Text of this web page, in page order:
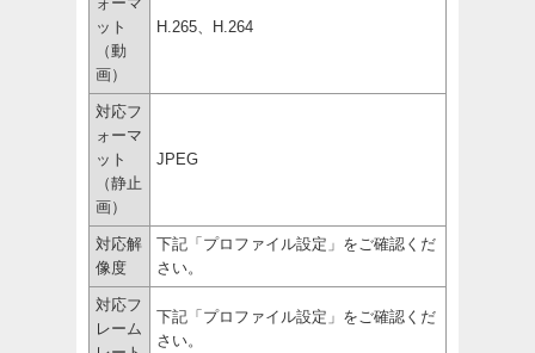
ット
（動
画）
H.265、H.264
対応フ
ォーマ
ット
（静止
画）
JPEG
対応解
像度
下記「プロファイル設定」をご確認くだ
さい。
対応フ
レーム
下記「プロファイル設定」をご確認くだ
さい。